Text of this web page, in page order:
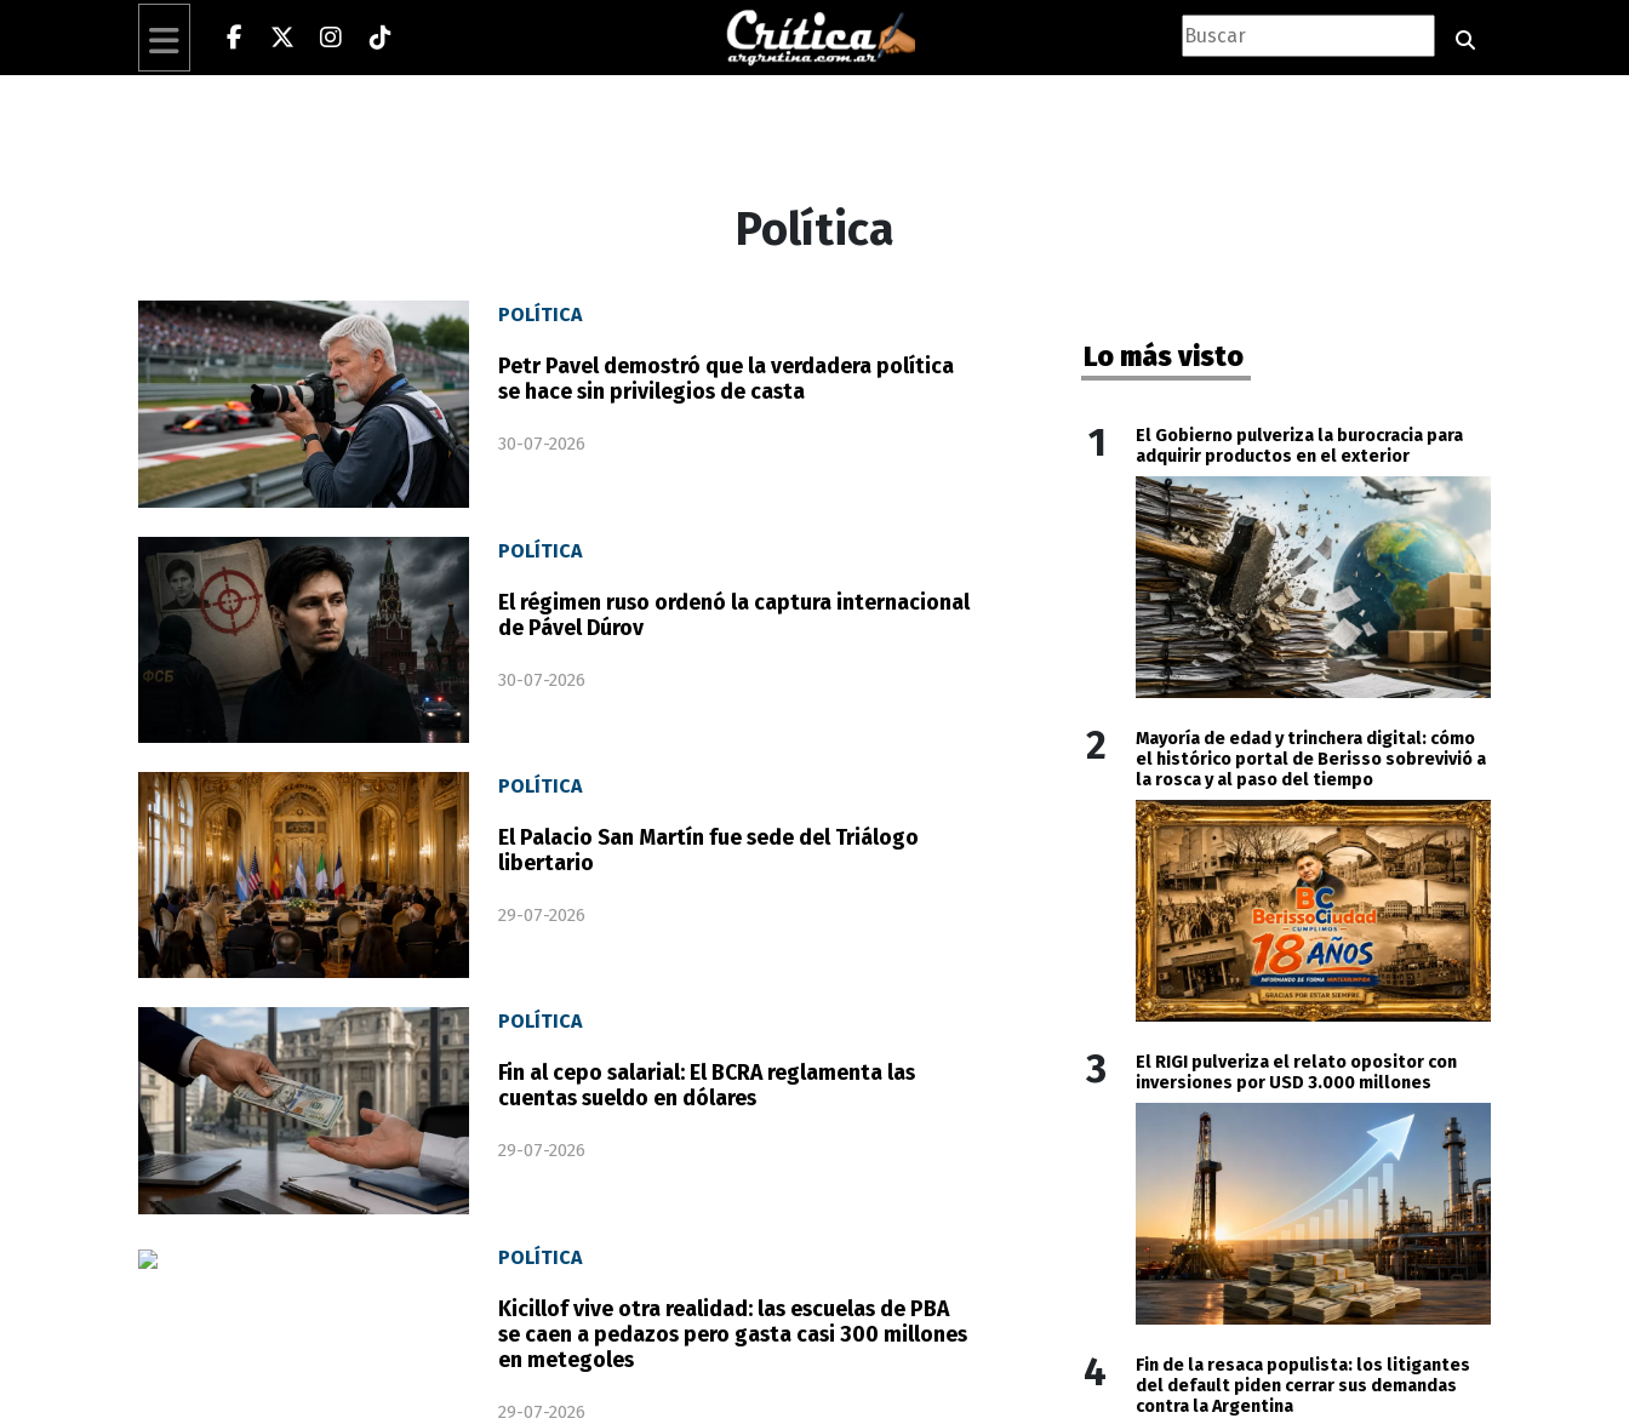
Política
POLÍTICA
Petr Pavel demostró que la verdadera política
se hace sin privilegios de casta
30-07-2026
POLÍTICA
El régimen ruso ordenó la captura internacional
de Pável Dúrov
30-07-2026
POLÍTICA
El Palacio San Martín fue sede del Triálogo
libertario
29-07-2026
POLÍTICA
Fin al cepo salarial: El BCRA reglamenta las
cuentas sueldo en dólares
29-07-2026
POLÍTICA
Kicillof vive otra realidad: las escuelas de PBA
se caen a pedazos pero gasta casi 300 millones
en metegoles
29-07-2026
Lo más visto
1
El Gobierno pulveriza la burocracia para
adquirir productos en el exterior
2
Mayoría de edad y trinchera digital: cómo
el histórico portal de Berisso sobrevivió a
la rosca y al paso del tiempo
3
El RIGI pulveriza el relato opositor con
inversiones por USD 3.000 millones
4
Fin de la resaca populista: los litigantes
del default piden cerrar sus demandas
contra la Argentina